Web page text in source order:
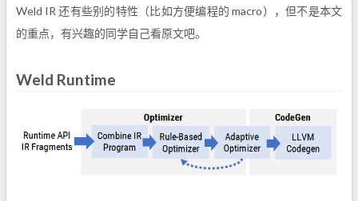
Weld IR 还有些别的特性（比如方便编程的 macro），但不是本文
的重点，有兴趣的同学自己看原文吧。
Weld Runtime